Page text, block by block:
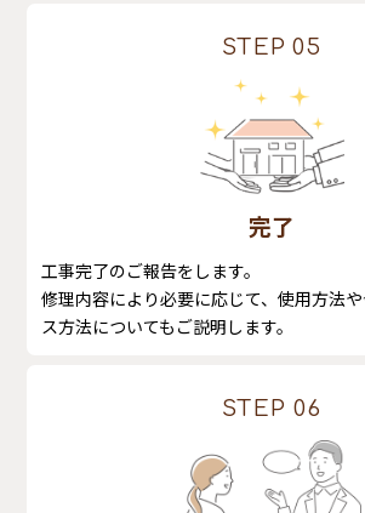
STEP 05
完了
工事完了のご報告をします。
修理内容により必要に応じて、使用方法
ス方法についてもご説明します。
STEP 06